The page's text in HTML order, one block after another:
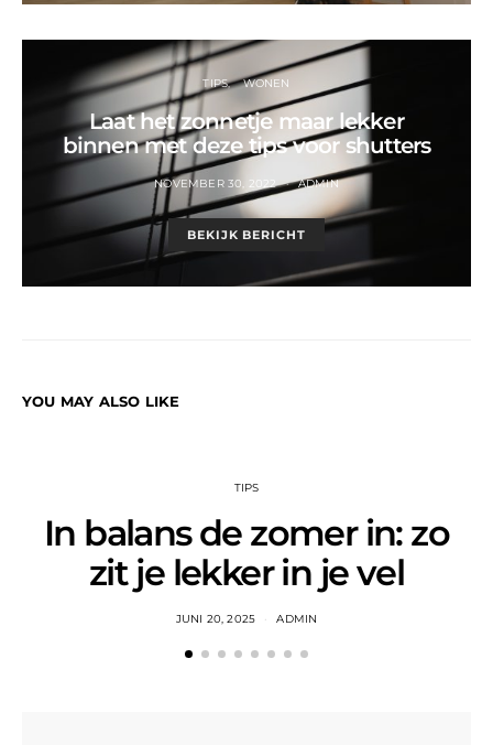
TIPS WONEN
Laat het zonnetje maar lekker
binnen met deze tips voor shutters
NOVEMBER 30, 2022 ADMIN
BEKIJK BERICHT
YOU MAY ALSO LIKE
TIPS
In balans de zomer in: zo
zit je lekker in je vel
JUNI 20, 2025 ADMIN